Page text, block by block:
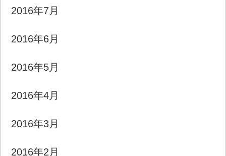
2016年7月
2016年6月
2016年5月
2016年4月
2016年3月
2016年2月